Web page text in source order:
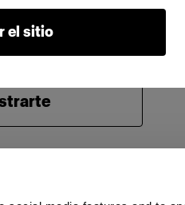
el sitio
en Profoto?